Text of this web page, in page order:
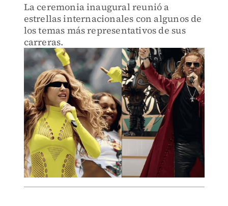
La ceremonia inaugural reunió a
estrellas internacionales con algunos de
los temas más representativos de sus
carreras.